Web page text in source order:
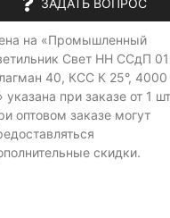
ЗАДАТЬ ВОПРОС
на «Промышленный
Свет НН ССдП 01
40, КСС К 25°, 4000
указана при заказе от 1
оптовом заказе могут
скидки.